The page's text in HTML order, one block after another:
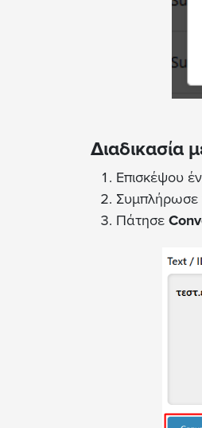
Διαδικασία
Επισκέψου
Συμπλήρωσε
Πάτησε